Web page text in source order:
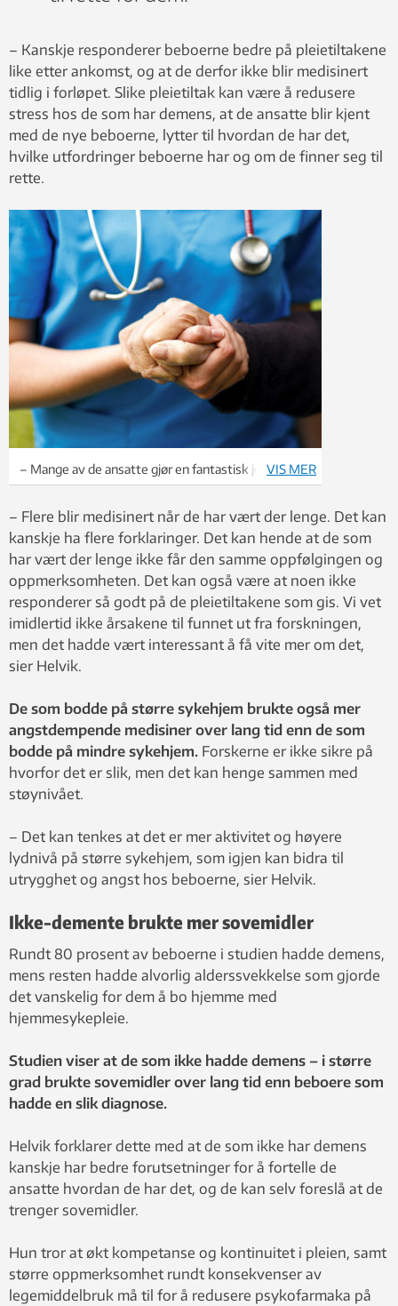
– Kanskje responderer beboerne bedre på pleietiltakene
like etter ankomst, og at de derfor ikke blir medisinert
tidlig i forløpet. Slike pleietiltak kan være å redusere
stress hos de som har demens, at de ansatte blir kjent
med de nye beboerne, lytter til hvordan de har det,
hvilke utfordringer beboerne har og om de finner seg til
rette.
– Mange av de ansatte gjør en fantastisk jobb, men
det trengs mer kunnskaper og faglig påfyll om
hvordan man tar utgangspunkt i de enkelte
pasientenes behov, og legger til rette for dem, sier
Helvik. Illfoto: Thinkstock
VIS MER
– Flere blir medisinert når de har vært der lenge. Det kan
kanskje ha flere forklaringer. Det kan hende at de som
har vært der lenge ikke får den samme oppfølgingen og
oppmerksomheten. Det kan også være at noen ikke
responderer så godt på de pleietiltakene som gis. Vi vet
imidlertid ikke årsakene til funnet ut fra forskningen,
men det hadde vært interessant å få vite mer om det,
sier Helvik.
De som bodde på større sykehjem brukte også mer
angstdempende medisiner over lang tid enn de som
bodde på mindre sykehjem. Forskerne er ikke sikre på
hvorfor det er slik, men det kan henge sammen med
støynivået.
– Det kan tenkes at det er mer aktivitet og høyere
lydnivå på større sykehjem, som igjen kan bidra til
utrygghet og angst hos beboerne, sier Helvik.
Ikke-demente brukte mer sovemidler
Rundt 80 prosent av beboerne i studien hadde demens,
mens resten hadde alvorlig alderssvekkelse som gjorde
det vanskelig for dem å bo hjemme med
hjemmesykepleie.
Studien viser at de som ikke hadde demens – i større
grad brukte sovemidler over lang tid enn beboere som
hadde en slik diagnose.
Helvik forklarer dette med at de som ikke har demens
kanskje har bedre forutsetninger for å fortelle de
ansatte hvordan de har det, og de kan selv foreslå at de
trenger sovemidler.
Hun tror at økt kompetanse og kontinuitet i pleien, samt
større oppmerksomhet rundt konsekvenser av
legemiddelbruk må til for å redusere psykofarmaka på